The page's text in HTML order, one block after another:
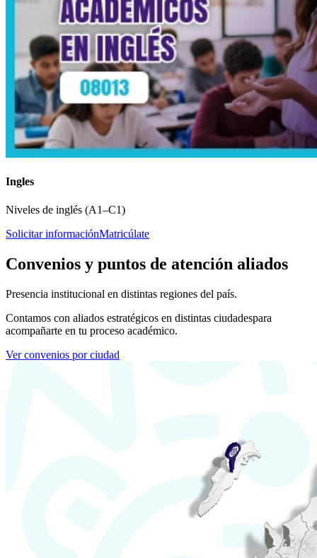
Ingles
Niveles de inglés (A1–C1)
Solicitar informaciónMatricúlate
Convenios y puntos de atención aliados
Presencia institucional en distintas regiones del país.
Contamos con aliados estratégicos en distintas ciudadespara
acompañarte en tu proceso académico.
Ver convenios por ciudad